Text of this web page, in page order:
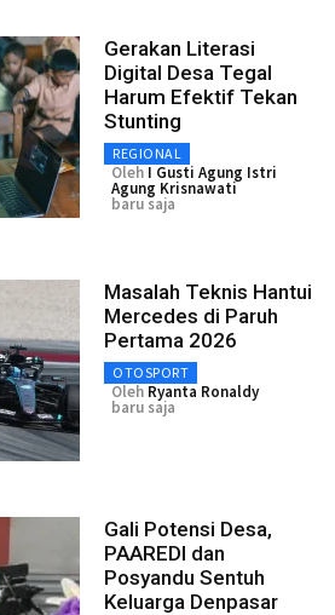
Gerakan Literasi
Digital Desa Tegal
Harum Efektif Tekan
Stunting
REGIONAL
Oleh I Gusti Agung Istri
Agung Krisnawati
baru saja
Masalah Teknis Hantui
Mercedes di Paruh
Pertama 2026
OTOSPORT
Oleh Ryanta Ronaldy
baru saja
Gali Potensi Desa,
PAAREDI dan
Posyandu Sentuh
Keluarga Denpasar